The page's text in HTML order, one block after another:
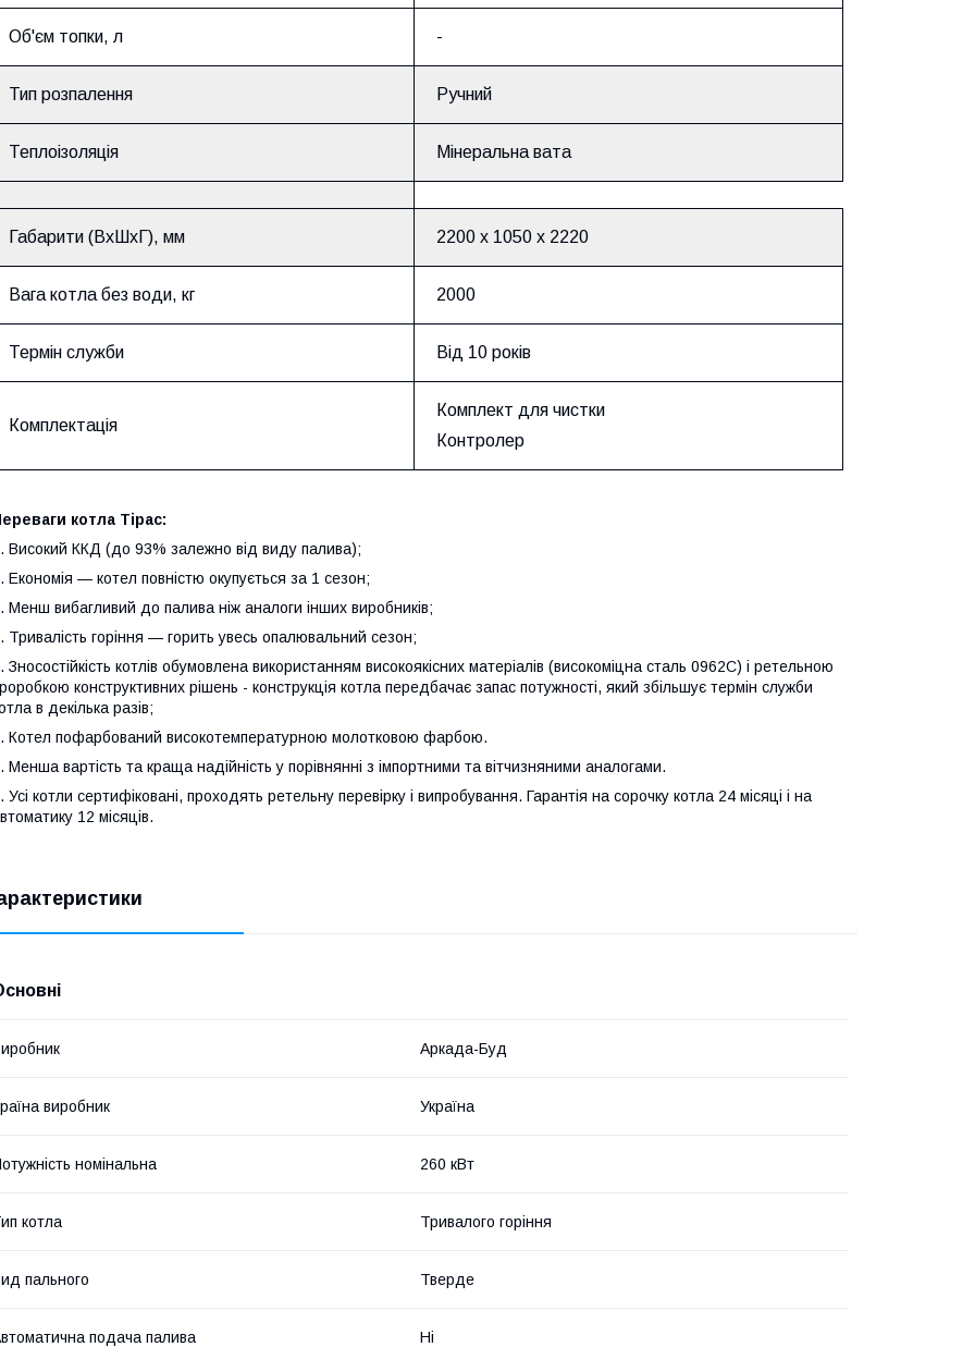
Об'єм топки, л -
Тип розпалення Ручний
Теплоізоляція Мінеральна вата
Габарити (ВхШхГ), мм 2200 x 1050 x 2220
Вага котла без води, кг 2000
Термін служби Від 10 років
Комплектація
Комплект для чистки
Контролер
котла Тірас:
Високий ККД (до 93% залежно від виду палива);
Економія — котел повністю окупується за 1 сезон;
Менш вибагливий до палива ніж аналоги інших виробників;
Тривалість горіння — горить увесь опалювальний сезон;
Зносостійкість котлів обумовлена використанням високоякісних матеріалів (високоміцна сталь 0962С) і ретельною
конструктивних рішень - конструкція котла передбачає запас потужності, який збільшує термін служби
в декілька разів;
Котел пофарбований високотемпературною молотковою фарбою.
Менша вартість та краща надійність у порівнянні з імпортними та вітчизняними аналогами.
Усі котли сертифіковані, проходять ретельну перевірку і випробування. Гарантія на сорочку котла 24 місяці і на
12 місяців.
Аркада-Буд
виробник Україна
номінальна 260 кВт
котла Тривалого горіння
пального Тверде
подача палива Ні